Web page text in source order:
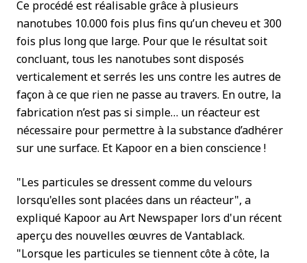
Ce procédé est réalisable grâce à plusieurs
nanotubes 10.000 fois plus fins qu’un cheveu et 300
fois plus long que large. Pour que le résultat soit
concluant, tous les nanotubes sont disposés
verticalement et serrés les uns contre les autres de
façon à ce que rien ne passe au travers. En outre, la
fabrication n’est pas si simple… un réacteur est
nécessaire pour permettre à la substance d’adhérer
sur une surface. Et Kapoor en a bien conscience !
"Les particules se dressent comme du velours
lorsqu'elles sont placées dans un réacteur", a
expliqué Kapoor au Art Newspaper lors d'un récent
aperçu des nouvelles œuvres de Vantablack.
"Lorsque les particules se tiennent côte à côte, la